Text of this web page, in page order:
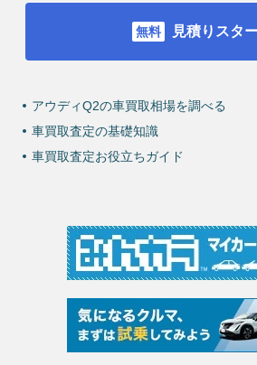
見積りスタ
アウディQ2の車買取相場を調べる
車買取査定の基礎知識
車買取査定お役立ちガイド